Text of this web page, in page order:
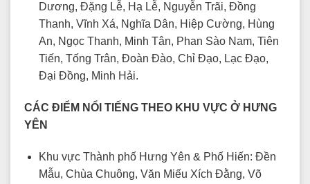
Dương, Đặng Lễ, Hạ Lễ, Nguyễn Trãi, Đồng
Thanh, Vĩnh Xá, Nghĩa Dân, Hiệp Cường, Hùng
An, Ngọc Thanh, Minh Tân, Phan Sào Nam, Tiên
Tiến, Tống Trân, Đoàn Đào, Chỉ Đạo, Lạc Đạo,
Đại Đồng, Minh Hải.
CÁC ĐIỂM NỔI TIẾNG THEO KHU VỰC Ở HƯNG
YÊN
Khu vực Thành phố Hưng Yên & Phố Hiến: Đền
Mẫu, Chùa Chuông, Văn Miếu Xích Đằng, Võ